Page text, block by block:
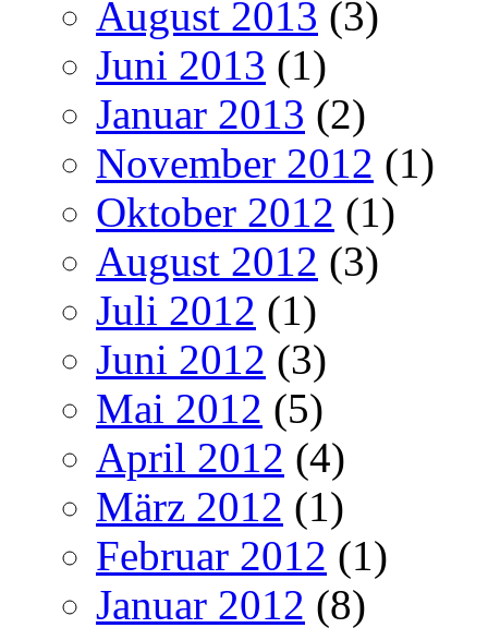
August 2013 (3)
Juni 2013 (1)
Januar 2013 (2)
November 2012 (1)
Oktober 2012 (1)
August 2012 (3)
Juli 2012 (1)
Juni 2012 (3)
Mai 2012 (5)
April 2012 (4)
März 2012 (1)
Februar 2012 (1)
Januar 2012 (8)